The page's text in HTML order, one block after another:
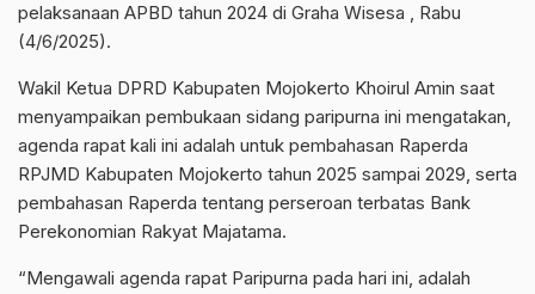
pelaksanaan APBD tahun 2024 di Graha Wisesa , Rabu
(4/6/2025).
Wakil Ketua DPRD Kabupaten Mojokerto Khoirul Amin saat
menyampaikan pembukaan sidang paripurna ini mengatakan,
agenda rapat kali ini adalah untuk pembahasan Raperda
RPJMD Kabupaten Mojokerto tahun 2025 sampai 2029, serta
pembahasan Raperda tentang perseroan terbatas Bank
Perekonomian Rakyat Majatama.
“Mengawali agenda rapat Paripurna pada hari ini, adalah